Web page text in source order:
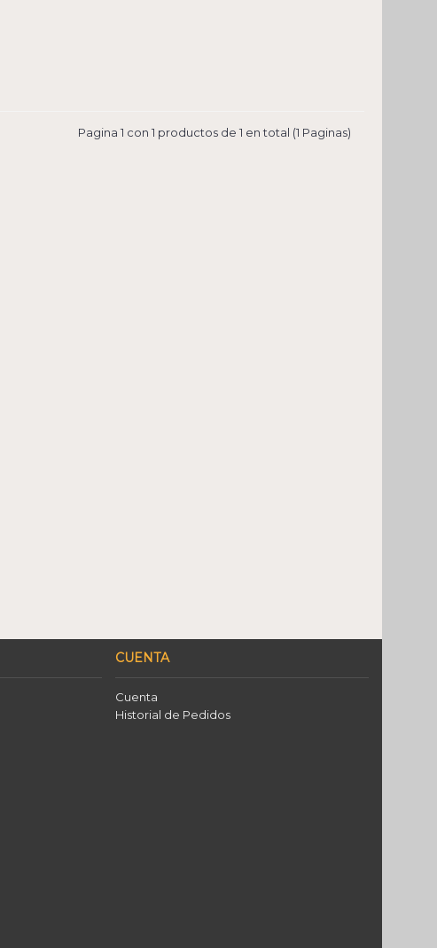
Pagina 1 con 1 productos de 1 en total (1 Paginas)
CUENTA
Cuenta
Historial de Pedidos